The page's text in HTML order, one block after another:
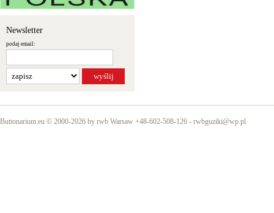
Newsletter
podaj email:
Buttonarium.eu © 2000-2026 by rwb Warsaw +48-602-508-126 - rwbguziki@wp.pl